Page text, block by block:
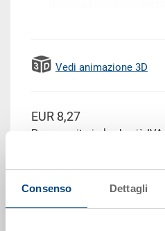
Consenso Dettagli
Vedi animazione 3D
EUR 8,27
Prezzo unitario lordo più IVA
offerta